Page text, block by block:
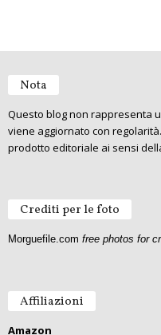
Nota
Questo blog non rappresenta
viene aggiornato con
prodotto editoriale ai sensi
Crediti per le foto
Morguefile.com free photos for
Affiliazioni
Amazon